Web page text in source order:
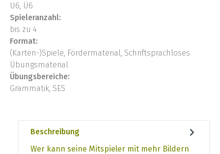
U6, Ü6
Spieleranzahl:
bis zu 4
Format:
(Karten-)Spiele, Fördermaterial, Schriftsprachloses
Übungsmaterial
Übungsbereiche:
Grammatik, SES
Beschreibung
Wer kann seine Mitspieler mit mehr Bildern